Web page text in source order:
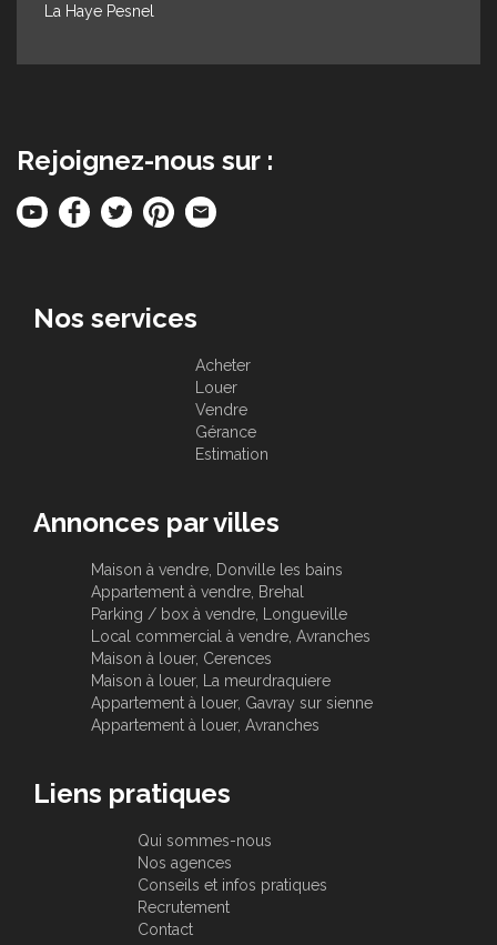
La Haye Pesnel
Rejoignez-nous sur :
Nos services
Acheter
Louer
Vendre
Gérance
Estimation
Annonces par villes
Maison à vendre, Donville les bains
Appartement à vendre, Brehal
Parking / box à vendre, Longueville
Local commercial à vendre, Avranches
Maison à louer, Cerences
Maison à louer, La meurdraquiere
Appartement à louer, Gavray sur sienne
Appartement à louer, Avranches
Liens pratiques
Qui sommes-nous
Nos agences
Conseils et infos pratiques
Recrutement
Contact